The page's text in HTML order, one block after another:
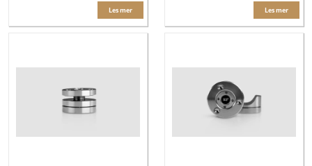
Les mer Les mer